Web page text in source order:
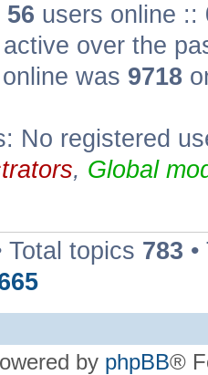
56 users online ::
over the
was 9718
No registered
, Global
Total topics 783
by phpBB®